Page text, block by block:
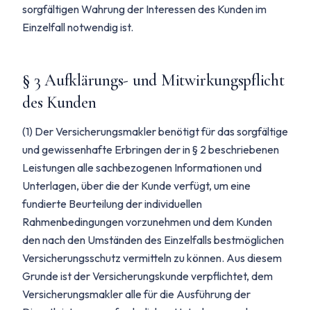
sorgfältigen Wahrung der Interessen des Kunden im
Einzelfall notwendig ist.
§ 3 Aufklärungs- und Mitwirkungspflicht
des Kunden
(1) Der Versicherungsmakler benötigt für das sorgfältige
und gewissenhafte Erbringen der in § 2 beschriebenen
Leistungen alle sachbezogenen Informationen und
Unterlagen, über die der Kunde verfügt, um eine
fundierte Beurteilung der individuellen
Rahmenbedingungen vorzunehmen und dem Kunden
den nach den Umständen des Einzelfalls bestmöglichen
Versicherungsschutz vermitteln zu können. Aus diesem
Grunde ist der Versicherungskunde verpflichtet, dem
Versicherungsmakler alle für die Ausführung der